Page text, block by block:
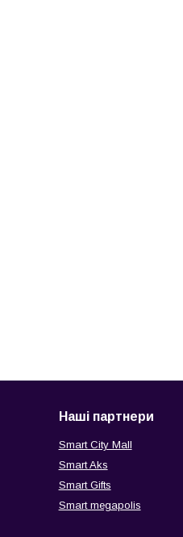
Наші партнери
Smart City Mall
Smart Aks
Smart Gifts
Smart megapolis